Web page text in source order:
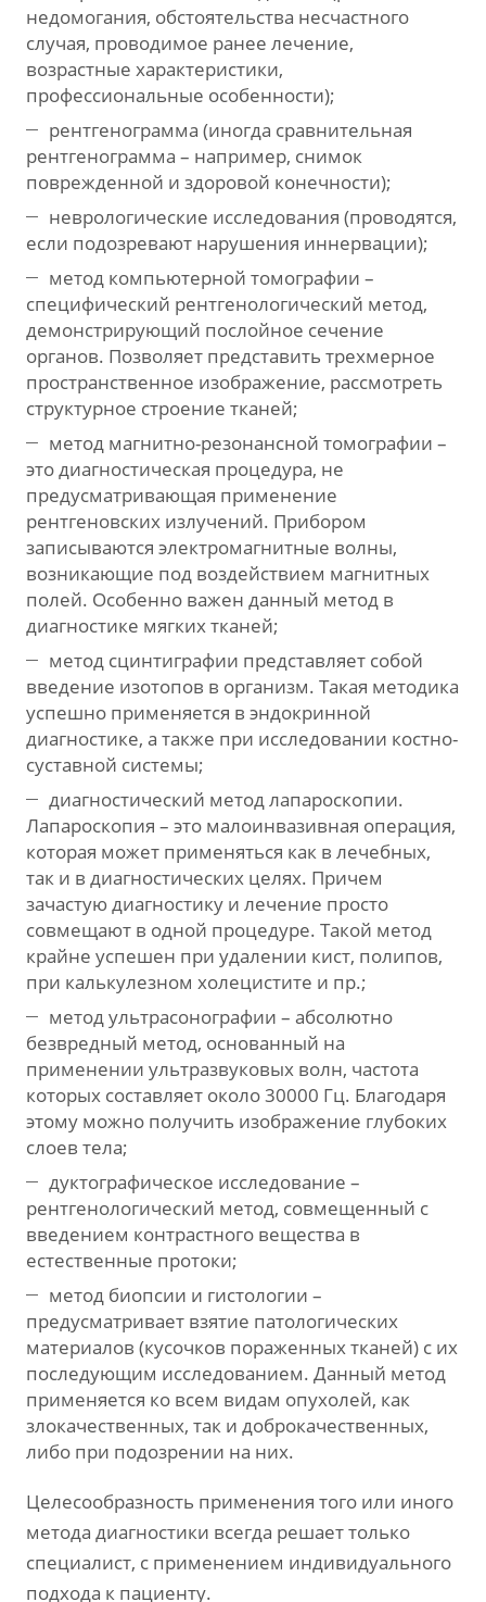
недомогания, обстоятельства несчастного
случая, проводимое ранее лечение,
возрастные характеристики,
профессиональные особенности);
рентгенограмма (иногда сравнительная
рентгенограмма – например, снимок
поврежденной и здоровой конечности);
неврологические исследования (проводятся,
если подозревают нарушения иннервации);
метод компьютерной томографии –
специфический рентгенологический метод,
демонстрирующий послойное сечение
органов. Позволяет представить трехмерное
пространственное изображение, рассмотреть
структурное строение тканей;
метод магнитно-резонансной томографии –
это диагностическая процедура, не
предусматривающая применение
рентгеновских излучений. Прибором
записываются электромагнитные волны,
возникающие под воздействием магнитных
полей. Особенно важен данный метод в
диагностике мягких тканей;
метод сцинтиграфии представляет собой
введение изотопов в организм. Такая методика
успешно применяется в эндокринной
диагностике, а также при исследовании костно-
суставной системы;
диагностический метод лапароскопии.
Лапароскопия – это малоинвазивная операция,
которая может применяться как в лечебных,
так и в диагностических целях. Причем
зачастую диагностику и лечение просто
совмещают в одной процедуре. Такой метод
крайне успешен при удалении кист, полипов,
при калькулезном холецистите и пр.;
метод ультрасонографии – абсолютно
безвредный метод, основанный на
применении ультразвуковых волн, частота
которых составляет около 30000 Гц. Благодаря
этому можно получить изображение глубоких
слоев тела;
дуктографическое исследование –
рентгенологический метод, совмещенный с
введением контрастного вещества в
естественные протоки;
метод биопсии и гистологии –
предусматривает взятие патологических
материалов (кусочков пораженных тканей) с их
последующим исследованием. Данный метод
применяется ко всем видам опухолей, как
злокачественных, так и доброкачественных,
либо при подозрении на них.
Целесообразность применения того или иного
метода диагностики всегда решает только
специалист, с применением индивидуального
подхода к пациенту.